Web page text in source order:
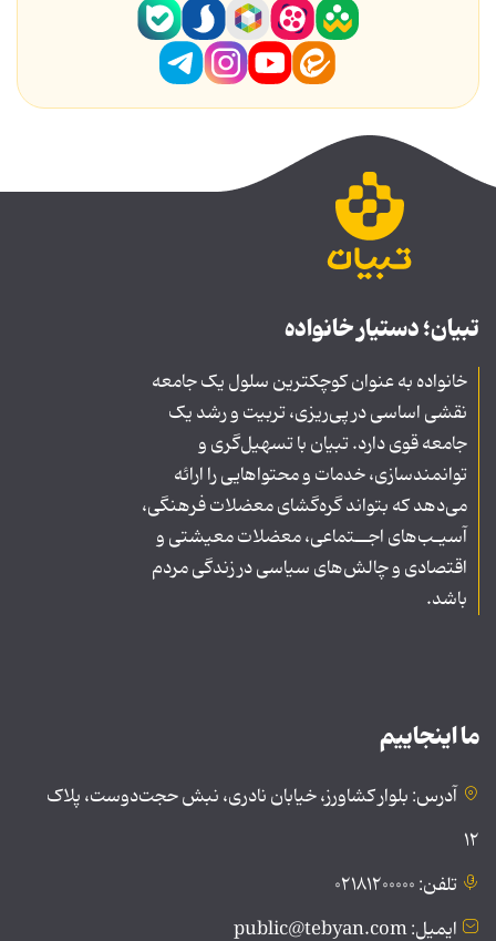
تبیان؛ دستیار خانواده
خانواده به عنوان کوچکترین سلول یک جامعه
نقشی اساسی در پی‌ریزی، تربیت و رشد یک
جامعه قوی دارد. تبیان با تسهیل‌گری و
توانمندسازی، خدمات و محتواهایی را ارائه
می‌دهد که بتواند گره‌گشای معضلات فرهنگی،
آسیـب‌های اجــتماعی، معضلات معیشتی و
اقتصادی و چالش‌های سیاسی در زندگی مردم
باشد.
ما اینجاییم
آدرس: بلوار کشاورز، خیابان نادری، نبش حجت‌دوست، پلاک
۱۲
تلفن: ۰۲۱۸۱۲۰۰۰۰۰
ایمیل: public@tebyan.com